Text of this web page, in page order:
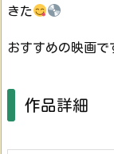
きた
おすすめの映画で
作品詳細